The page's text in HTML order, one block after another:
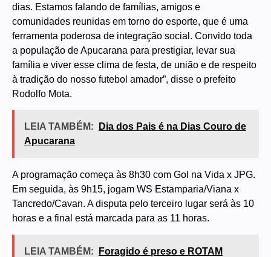
dias. Estamos falando de famílias, amigos e
comunidades reunidas em torno do esporte, que é uma
ferramenta poderosa de integração social. Convido toda
a população de Apucarana para prestigiar, levar sua
família e viver esse clima de festa, de união e de respeito
à tradição do nosso futebol amador”, disse o prefeito
Rodolfo Mota.
LEIA TAMBÉM:
Dia dos Pais é na Dias Couro de
Apucarana
A programação começa às 8h30 com Gol na Vida x JPG.
Em seguida, às 9h15, jogam WS Estamparia/Viana x
Tancredo/Cavan. A disputa pelo terceiro lugar será às 10
horas e a final está marcada para as 11 horas.
LEIA TAMBÉM:
Foragido é preso e ROTAM